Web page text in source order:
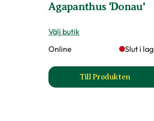
Agapanthus 'Donau'
Välj butik
Online
Slut i
Till Produkten
till